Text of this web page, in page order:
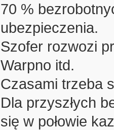
70 %
ubezpieczenia.
Szofer rozwozi
Warpno itd.
Czasami trzeba
Dla przyszłych
się w połowie